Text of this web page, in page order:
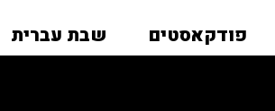
פודקאסטים שבת עברית